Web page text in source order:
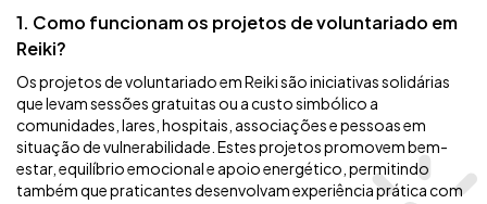
1. Como funcionam os projetos de voluntariado em
Reiki?
Os projetos de voluntariado em Reiki são iniciativas solidárias
que levam sessões gratuitas ou a custo simbólico a
comunidades, lares, hospitais, associações e pessoas em
situação de vulnerabilidade. Estes projetos promovem bem-
estar, equilíbrio emocional e apoio energético, permitindo
também que praticantes desenvolvam experiência prática com